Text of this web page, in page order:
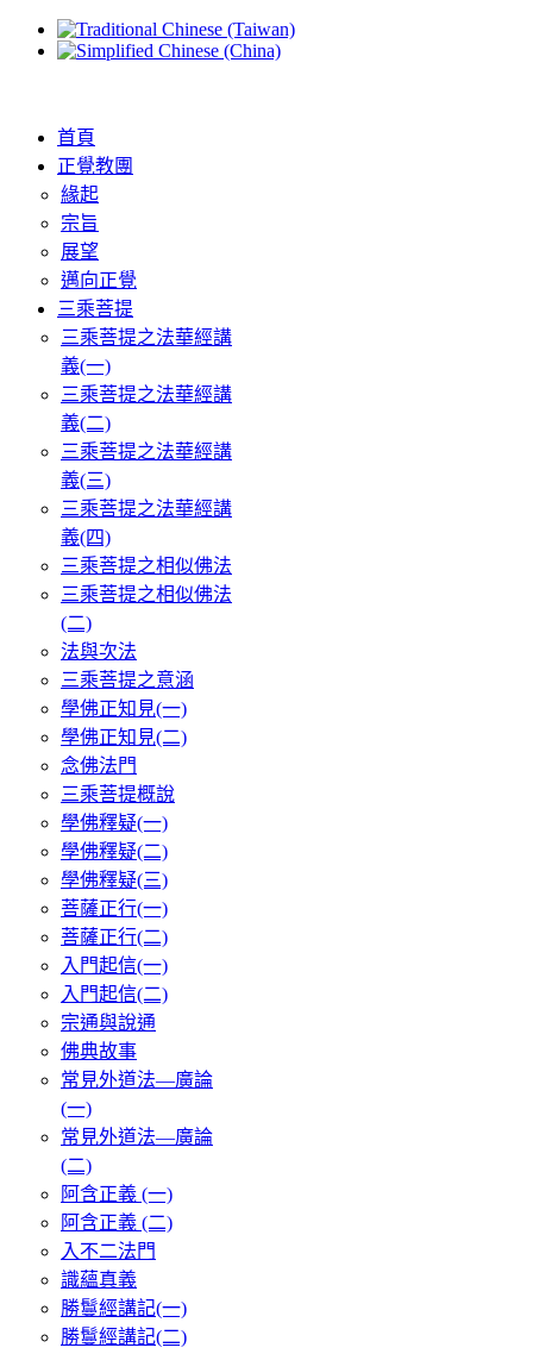
首頁
正覺教團
緣起
宗旨
展望
邁向正覺
三乘菩提
三乘菩提之法華經講
義(一)
三乘菩提之法華經講
義(二)
三乘菩提之法華經講
義(三)
三乘菩提之法華經講
義(四)
三乘菩提之相似佛法
三乘菩提之相似佛法
(二)
法與次法
三乘菩提之意涵
學佛正知見(一)
學佛正知見(二)
念佛法門
三乘菩提概說
學佛釋疑(一)
學佛釋疑(二)
學佛釋疑(三)
菩薩正行(一)
菩薩正行(二)
入門起信(一)
入門起信(二)
宗通與說通
佛典故事
常見外道法—廣論
(一)
常見外道法—廣論
(二)
阿含正義 (一)
阿含正義 (二)
入不二法門
識蘊真義
勝鬘經講記(一)
勝鬘經講記(二)